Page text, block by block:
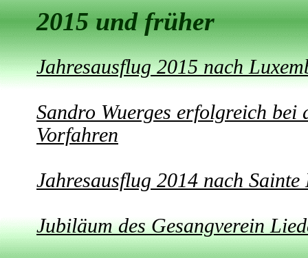
2015 und früher
Jahresausflug 2015 nach
Sandro Wuerges erfolgreich
Vorfahren
Jahresausflug 2014 nach
Jubiläum des Gesangverein